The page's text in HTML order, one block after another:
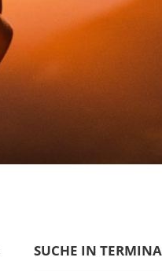
SUCHE IN